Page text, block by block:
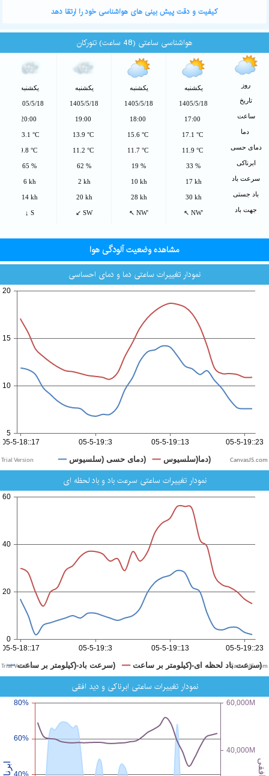
کیفیت و دقت پیش بینی های هواشناسی خود را ارتقا دهد
هواشناسی ساعتی (48 ساعت) تنورکان
روز
تاریخ
ساعت
دمای حسی
ابرناکی
سرعت باد
باد جستی
جهت باد
یکشنبه
1405/5/18
17:00
17.1 °C
11.9 °C
33 %
17 kh
30 kh
↖ NW'
یکشنبه
1405/5/18
18:00
15.6 °C
11.7 °C
19 %
10 kh
28 kh
↖ NW'
یکشنبه
1405/5/18
19:00
13.9 °C
11.2 °C
62 %
2 kh
20 kh
↙ SW
یکشنبه
1405/5/18
20:00
13.1 °C
9.8 °C
65 %
6 kh
14 kh
↓ S
مشاهده وضعیت آلودگی هوا
نمودار تغییرات ساعتی دما و دمای احساسی
CanvasJS.com
نمودار تغییرات ساعتی سرعت باد و باد لحظه ای
CanvasJS.com
نمودار تغییرات ساعتی ابرناکی و دید افقی